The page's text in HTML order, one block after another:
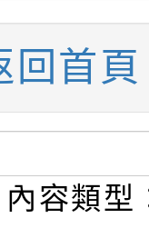
團體」
教育
性別
人才庫
教師
府腸
通局
全民
庭教育
桃－祖
電子檔
部建置
審後實
台灣優
育推
eye上
兒
動，
回首頁
容類型